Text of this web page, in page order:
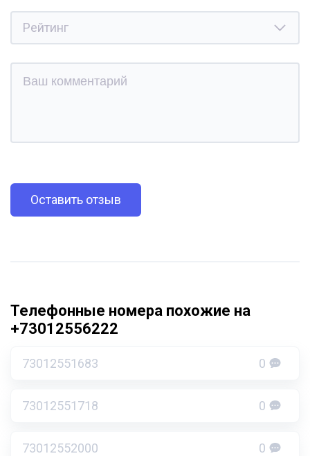
Оставить отзыв
Телефонные номера похожие на
+73012556222
73012551683 0
73012551718 0
73012552000 0